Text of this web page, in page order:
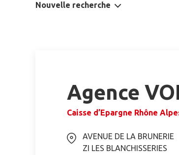
Nouvelle recherche
Agence
Caisse d’Epargne Rhône
AVENUE DE LA BRUNERIE
ZI LES BLANCHISSERIES